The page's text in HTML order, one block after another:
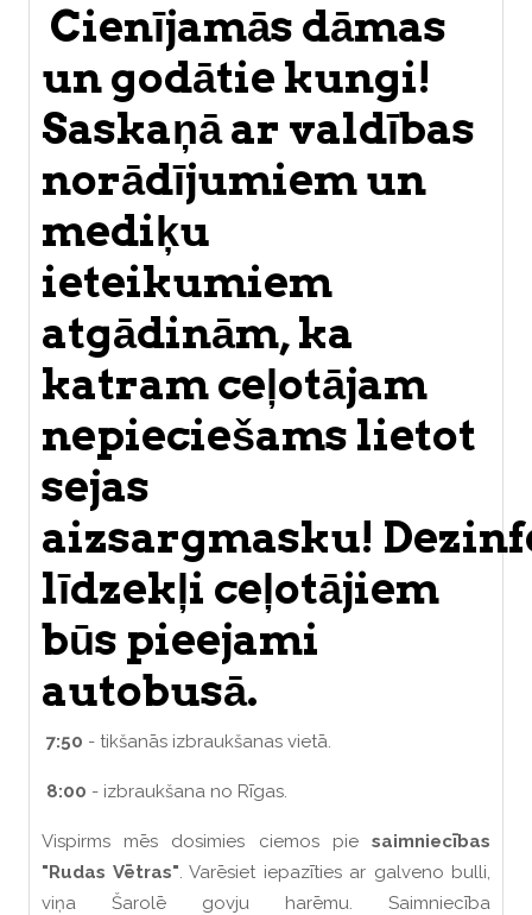
Cienījamās dāmas
un godātie kungi!
Saskaņā ar valdības
norādījumiem un
mediķu
ieteikumiem
atgādinām, ka
katram ceļotājam
nepieciešams lietot
sejas
aizsargmasku!
līdzekļi ceļotājiem
būs pieejami
autobusā.
7:50 - tikšanās izbraukšanas vietā.
8:00 - izbraukšana no Rīgas.
Vispirms mēs dosimies ciemos pie saimniecības
"Rudas Vētras". Varēsiet iepazīties ar galveno bulli,
viņa Šarolē govju harēmu. Saimniecība